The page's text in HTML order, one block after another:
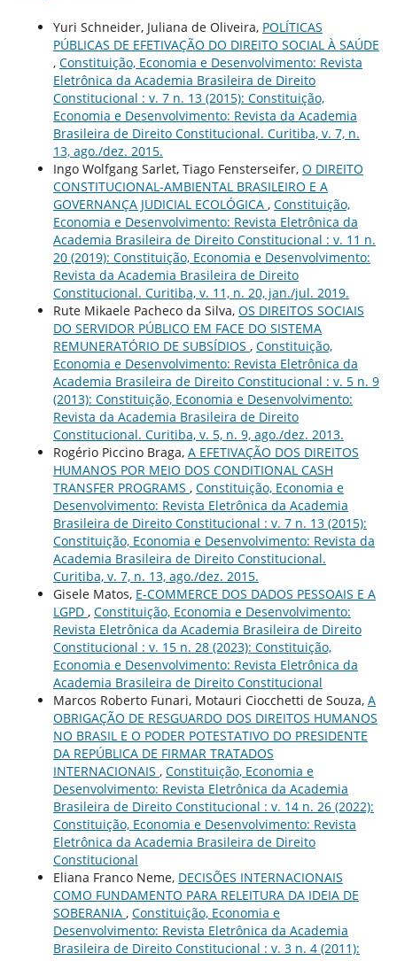
Yuri Schneider, Juliana de Oliveira, POLÍTICAS
PÚBLICAS DE EFETIVAÇÃO DO DIREITO SOCIAL À SAÚDE
, Constituição, Economia e Desenvolvimento: Revista
Eletrônica da Academia Brasileira de Direito
Constitucional : v. 7 n. 13 (2015): Constituição,
Economia e Desenvolvimento: Revista da Academia
Brasileira de Direito Constitucional. Curitiba, v. 7, n.
13, ago./dez. 2015.
Ingo Wolfgang Sarlet, Tiago Fensterseifer, O DIREITO
CONSTITUCIONAL-AMBIENTAL BRASILEIRO E A
GOVERNANÇA JUDICIAL ECOLÓGICA , Constituição,
Economia e Desenvolvimento: Revista Eletrônica da
Academia Brasileira de Direito Constitucional : v. 11 n.
20 (2019): Constituição, Economia e Desenvolvimento:
Revista da Academia Brasileira de Direito
Constitucional. Curitiba, v. 11, n. 20, jan./jul. 2019.
Rute Mikaele Pacheco da Silva, OS DIREITOS SOCIAIS
DO SERVIDOR PÚBLICO EM FACE DO SISTEMA
REMUNERATÓRIO DE SUBSÍDIOS , Constituição,
Economia e Desenvolvimento: Revista Eletrônica da
Academia Brasileira de Direito Constitucional : v. 5 n. 9
(2013): Constituição, Economia e Desenvolvimento:
Revista da Academia Brasileira de Direito
Constitucional. Curitiba, v. 5, n. 9, ago./dez. 2013.
Rogério Piccino Braga, A EFETIVAÇÃO DOS DIREITOS
HUMANOS POR MEIO DOS CONDITIONAL CASH
TRANSFER PROGRAMS , Constituição, Economia e
Desenvolvimento: Revista Eletrônica da Academia
Brasileira de Direito Constitucional : v. 7 n. 13 (2015):
Constituição, Economia e Desenvolvimento: Revista da
Academia Brasileira de Direito Constitucional.
Curitiba, v. 7, n. 13, ago./dez. 2015.
Gisele Matos, E-COMMERCE DOS DADOS PESSOAIS E A
LGPD , Constituição, Economia e Desenvolvimento:
Revista Eletrônica da Academia Brasileira de Direito
Constitucional : v. 15 n. 28 (2023): Constituição,
Economia e Desenvolvimento: Revista Eletrônica da
Academia Brasileira de Direito Constitucional
Marcos Roberto Funari, Motauri Ciocchetti de Souza, A
OBRIGAÇÃO DE RESGUARDO DOS DIREITOS HUMANOS
NO BRASIL E O PODER POTESTATIVO DO PRESIDENTE
DA REPÚBLICA DE FIRMAR TRATADOS
INTERNACIONAIS , Constituição, Economia e
Desenvolvimento: Revista Eletrônica da Academia
Brasileira de Direito Constitucional : v. 14 n. 26 (2022):
Constituição, Economia e Desenvolvimento: Revista
Eletrônica da Academia Brasileira de Direito
Constitucional
Eliana Franco Neme, DECISÕES INTERNACIONAIS
COMO FUNDAMENTO PARA RELEITURA DA IDEIA DE
SOBERANIA , Constituição, Economia e
Desenvolvimento: Revista Eletrônica da Academia
Brasileira de Direito Constitucional : v. 3 n. 4 (2011):